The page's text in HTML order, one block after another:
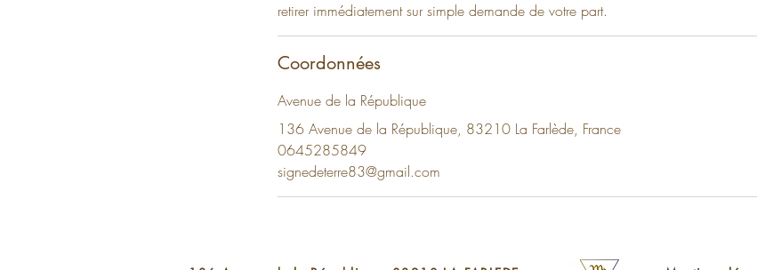
retirer immédiatement sur simple demande de votre part.
Coordonnées
Avenue de la République
136 Avenue de la République, 83210 La Farlède, France
0645285849
signedeterre83@gmail.com